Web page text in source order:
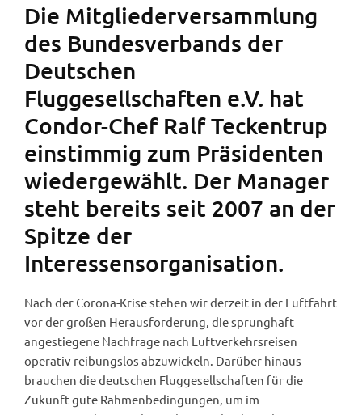
Die Mitgliederversammlung
des Bundesverbands der
Deutschen
Fluggesellschaften e.V. hat
Condor-Chef Ralf Teckentrup
einstimmig zum Präsidenten
wiedergewählt. Der Manager
steht bereits seit 2007 an der
Spitze der
Interessensorganisation.
Nach der Corona-Krise stehen wir derzeit in der Luftfahrt
vor der großen Herausforderung, die sprunghaft
angestiegene Nachfrage nach Luftverkehrsreisen
operativ reibungslos abzuwickeln. Darüber hinaus
brauchen die deutschen Fluggesellschaften für die
Zukunft gute Rahmenbedingungen, um im